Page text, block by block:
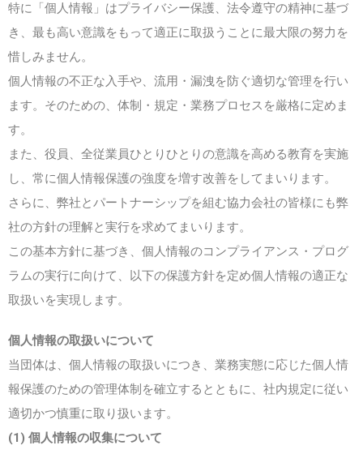
特に「個人情報」はプライバシー保護、法令遵守の精神に基づ
き、最も高い意識をもって適正に取扱うことに最大限の努力を
惜しみません。
個人情報の不正な入手や、流用・漏洩を防ぐ適切な管理を行い
ます。そのための、体制・規定・業務プロセスを厳格に定めま
す。
また、役員、全従業員ひとりひとりの意識を高める教育を実施
し、常に個人情報保護の強度を増す改善をしてまいります。
さらに、弊社とパートナーシップを組む協力会社の皆様にも弊
社の方針の理解と実行を求めてまいります。
この基本方針に基づき、個人情報のコンプライアンス・プログ
ラムの実行に向けて、以下の保護方針を定め個人情報の適正な
取扱いを実現します。
個人情報の取扱いについて
当団体は、個人情報の取扱いにつき、業務実態に応じた個人情
報保護のための管理体制を確立するとともに、社内規定に従い
適切かつ慎重に取り扱います。
(1) 個人情報の収集について
お知らせ
鹿サポーターズクラブについて
よくある質問
奈良公園のシカ相談室
ご利用案内
プライバシーポリシー
サイトマップ
お問い合わせ